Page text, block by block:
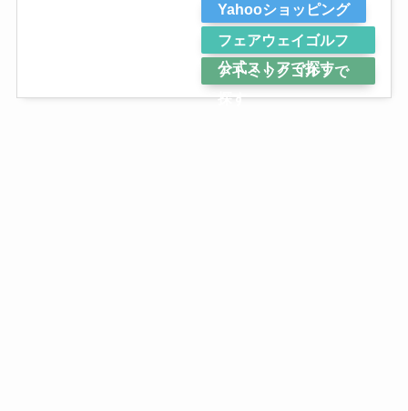
Yahooショッピング
フェアウェイゴルフ
公式ストアで探す
アトミックゴルフで
探す